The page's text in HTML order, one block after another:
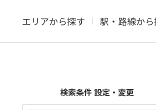
エリアから探す 駅・路線か
検索条件 設定・変更